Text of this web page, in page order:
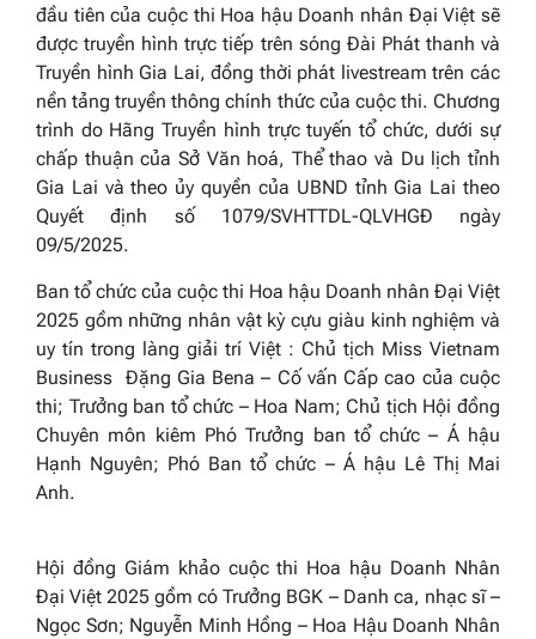
đầu tiên của cuộc thi Hoa hậu Doanh nhân Đại Việt sẽ
được truyền hình trực tiếp trên sóng Đài Phát thanh và
Truyền hình Gia Lai, đồng thời phát livestream trên các
nền tảng truyền thông chính thức của cuộc thi. Chương
trình do Hãng Truyền hình trực tuyến tổ chức, dưới sự
chấp thuận của Sở Văn hoá, Thể thao và Du lịch tỉnh
Gia Lai và theo ủy quyền của UBND tỉnh Gia Lai theo
Quyết định số 1079/SVHTTDL-QLVHGĐ ngày
09/5/2025.
Ban tổ chức của cuộc thi Hoa hậu Doanh nhân Đại Việt
2025 gồm những nhân vật kỳ cựu giàu kinh nghiệm và
uy tín trong làng giải trí Việt : Chủ tịch Miss Vietnam
Business Đặng Gia Bena – Cố vấn Cấp cao của cuộc
thi; Trưởng ban tổ chức – Hoa Nam; Chủ tịch Hội đồng
Chuyên môn kiêm Phó Trưởng ban tổ chức – Á hậu
Hạnh Nguyên; Phó Ban tổ chức – Á hậu Lê Thị Mai
Anh.
Hội đồng Giám khảo cuộc thi Hoa hậu Doanh Nhân
Đại Việt 2025 gồm có Trưởng BGK – Danh ca, nhạc sĩ –
Ngọc Sơn; Nguyễn Minh Hồng – Hoa Hậu Doanh Nhân